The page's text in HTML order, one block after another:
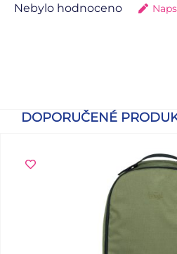
Nebylo hodnoceno
DOPORUČENÉ